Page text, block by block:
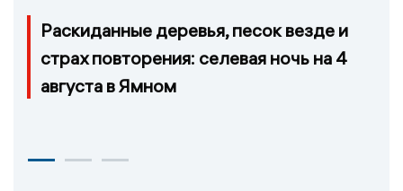
Раскиданные деревья, песок везде и
страх повторения: селевая ночь на 4
августа в Ямном